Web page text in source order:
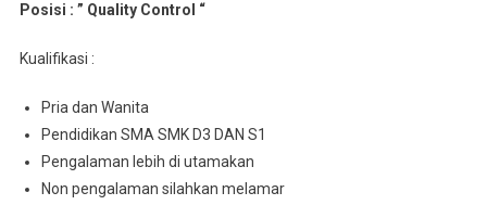
Posisi : ” Quality Control “
Kualifikasi :
Pria dan Wanita
Pendidikan SMA SMK D3 DAN S1
Pengalaman lebih di utamakan
Non pengalaman silahkan melamar